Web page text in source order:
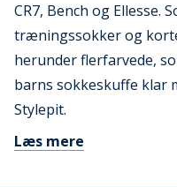
CR7, Bench og Ellesse.
træningssokker og
herunder flerfarvede,
barns sokkeskuffe klar
Stylepit.
Læs mere